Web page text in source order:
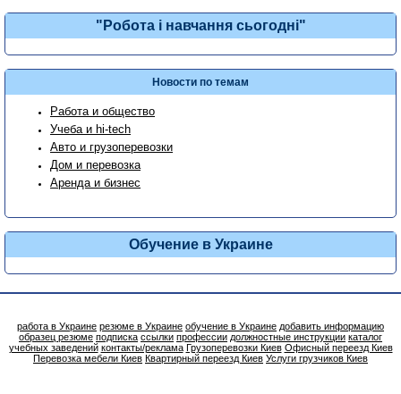
"Робота і навчання сьогодні"
Новости по темам
Работа и общество
Учеба и hi-tech
Авто и грузоперевозки
Дом и перевозка
Аренда и бизнес
Обучение в Украине
работа в Украине резюме в Украине обучение в Украине добавить информацию
образец резюме подписка ссылки профессии должностные инструкции каталог
учебных заведений контакты/реклама Грузоперевозки Киев Офисный переезд Киев
Перевозка мебели Киев Квартирный переезд Киев Услуги грузчиков Киев